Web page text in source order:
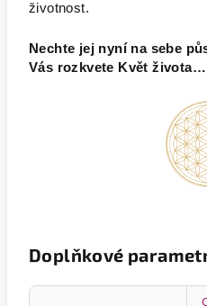
životnost.
Nechte jej nyní na sebe
Vás rozkvete Květ života…
Doplňkové